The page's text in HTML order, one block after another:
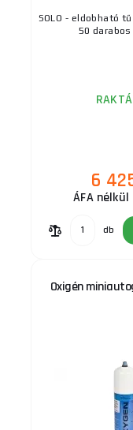
17.
SOLO - eldobható
50
6
ÁFA
db
Oxigén